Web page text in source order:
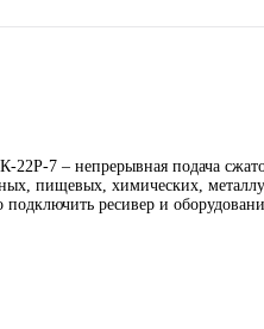
22Р-7 – непрерывная подача
пищевых, химических,
ресивер и